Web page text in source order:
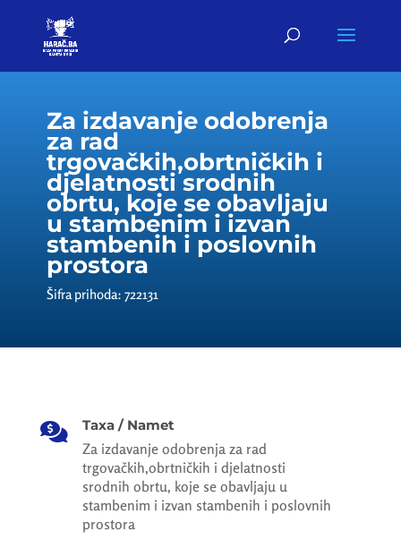
Za izdavanje odobrenja
za rad
trgovačkih,obrtničkih i
djelatnosti srodnih
obrtu, koje se obavljaju
u stambenim i izvan
stambenih i poslovnih
prostora
Šifra prihoda: 722131
 Taxa / Namet
Za izdavanje odobrenja za rad
trgovačkih,obrtničkih i djelatnosti
srodnih obrtu, koje se obavljaju u
stambenim i izvan stambenih i poslovnih
prostora